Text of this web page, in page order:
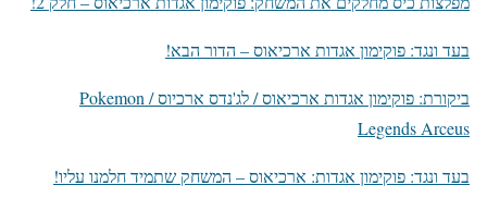
בעד ונגד: פוקימון אגדות ארכיאוס – הדור הבא!
ביקורת: פוקימון אגדות ארכיאוס / לג'נדס ארכיוס / Pokemon
Legends Arceus
בעד ונגד: פוקימון אגדות: ארכיאוס – המשחק שתמיד חלמנו עליו!